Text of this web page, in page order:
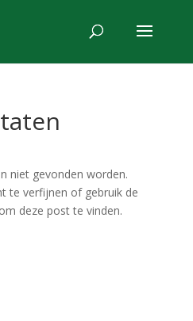
niet gevonden worden.
te verfijnen of gebruik de
deze post te vinden.